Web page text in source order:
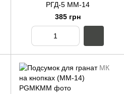
РГД-5 ММ-14
385 грн